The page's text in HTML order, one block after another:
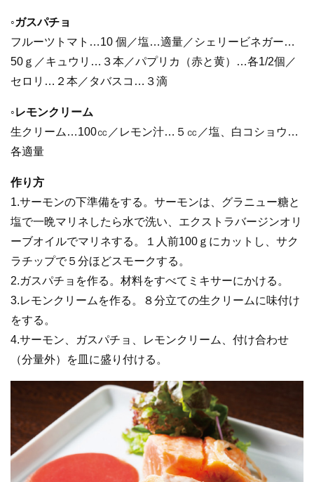
◦ガスパチョ
フルーツトマト…10 個／塩…適量／シェリービネガー…
50ｇ／キュウリ…３本／パプリカ（赤と黄）…各1/2個／
セロリ…２本／タバスコ…３滴
◦レモンクリーム
生クリーム…100㏄／レモン汁…５㏄／塩、白コショウ…
各適量
作り方
1.サーモンの下準備をする。サーモンは、グラニュー糖と
塩で一晩マリネしたら水で洗い、エクストラバージンオリ
ーブオイルでマリネする。１人前100ｇにカットし、サク
ラチップで５分ほどスモークする。
2.ガスパチョを作る。材料をすべてミキサーにかける。
3.レモンクリームを作る。８分立ての生クリームに味付け
をする。
4.サーモン、ガスパチョ、レモンクリーム、付け合わせ
（分量外）を皿に盛り付ける。